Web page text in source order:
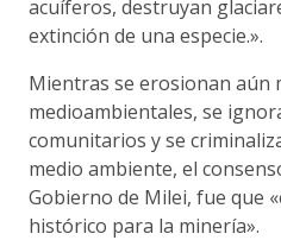
acuíferos, destruyan
extinción de una especie.».
Mientras se erosionan aún
medioambientales, se
comunitarios y se
medio ambiente, el
Gobierno de Milei, fue que
histórico para la minería».